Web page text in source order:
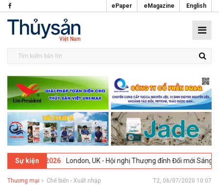
ePaper eMagazine English
Sự kiện
02-2026 London, UK - Hội nghị Thượng đỉnh Đổi mới Sáng tạo
Thương mại Chế biến - Xuất nhập T2, 06/07/2020 10:07